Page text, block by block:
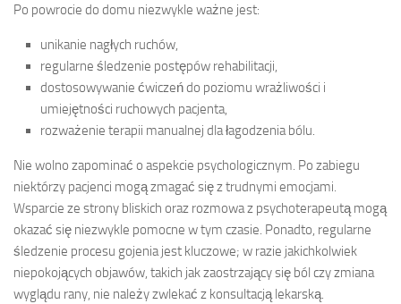
Po powrocie do domu niezwykle ważne jest:
unikanie nagłych ruchów,
regularne śledzenie postępów rehabilitacji,
dostosowywanie ćwiczeń do poziomu wrażliwości i
umiejętności ruchowych pacjenta,
rozważenie terapii manualnej dla łagodzenia bólu.
Nie wolno zapominać o aspekcie psychologicznym. Po zabiegu
niektórzy pacjenci mogą zmagać się z trudnymi emocjami.
Wsparcie ze strony bliskich oraz rozmowa z psychoterapeutą mogą
okazać się niezwykle pomocne w tym czasie. Ponadto, regularne
śledzenie procesu gojenia jest kluczowe; w razie jakichkolwiek
niepokojących objawów, takich jak zaostrzający się ból czy zmiana
wyglądu rany, nie należy zwlekać z konsultacją lekarską.